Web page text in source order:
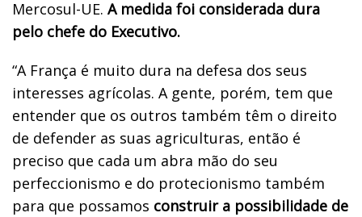
Mercosul-UE. A medida foi considerada dura
pelo chefe do Executivo.
“A França é muito dura na defesa dos seus
interesses agrícolas. A gente, porém, tem que
entender que os outros também têm o direito
de defender as suas agriculturas, então é
preciso que cada um abra mão do seu
perfeccionismo e do protecionismo também
para que possamos construir a possibilidade de